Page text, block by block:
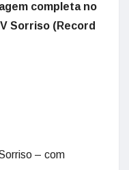
completa no
Sorriso (Record
– com